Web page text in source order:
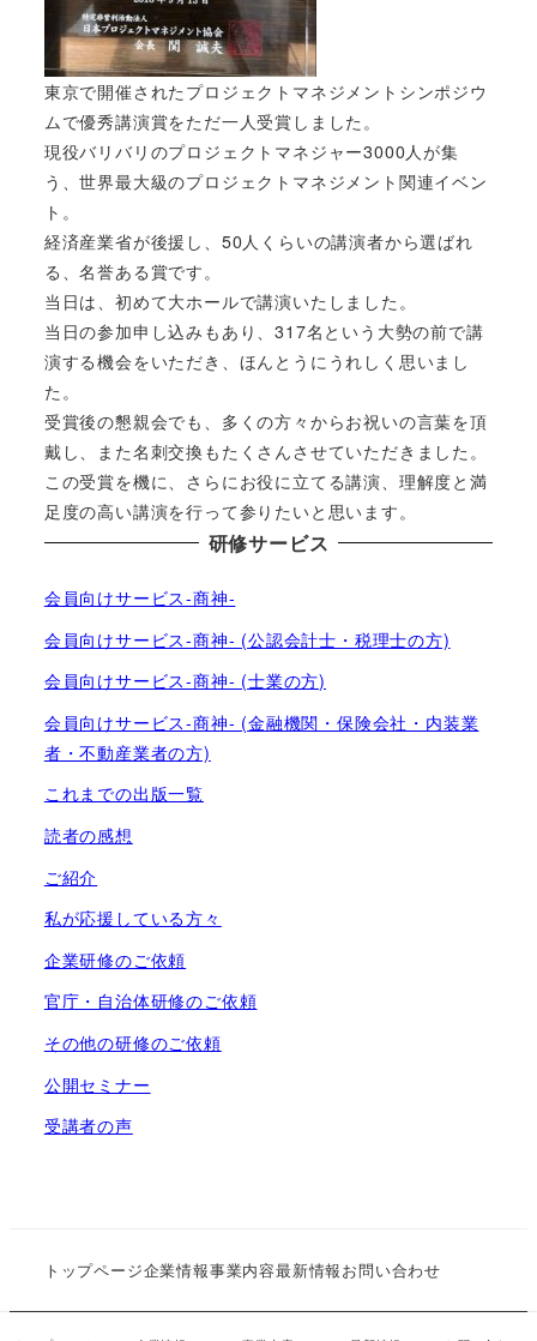
東京で開催されたプロジェクトマネジメントシンポジウ
ムで優秀講演賞をただ一人受賞しました。
現役バリバリのプロジェクトマネジャー3000人が集
う、世界最大級のプロジェクトマネジメント関連イベン
ト。
経済産業省が後援し、50人くらいの講演者から選ばれ
る、名誉ある賞です。
当日は、初めて大ホールで講演いたしました。
当日の参加申し込みもあり、317名という大勢の前で講
演する機会をいただき、ほんとうにうれしく思いまし
た。
受賞後の懇親会でも、多くの方々からお祝いの言葉を頂
戴し、また名刺交換もたくさんさせていただきました。
この受賞を機に、さらにお役に立てる講演、理解度と満
足度の高い講演を行って参りたいと思います。
研修サービス
会員向けサービス-商神-
会員向けサービス-商神- (公認会計士・税理士の方)
会員向けサービス-商神- (士業の方)
会員向けサービス-商神- (金融機関・保険会社・内装業
者・不動産業者の方)
これまでの出版一覧
読者の感想
ご紹介
私が応援している方々
企業研修のご依頼
官庁・自治体研修のご依頼
その他の研修のご依頼
公開セミナー
受講者の声
トップページ企業情報事業内容最新情報お問い合わせ